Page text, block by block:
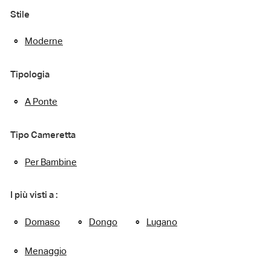
Stile
Moderne
Tipologia
A Ponte
Tipo Cameretta
Per Bambine
I più visti a :
Domaso Dongo Lugano
Menaggio